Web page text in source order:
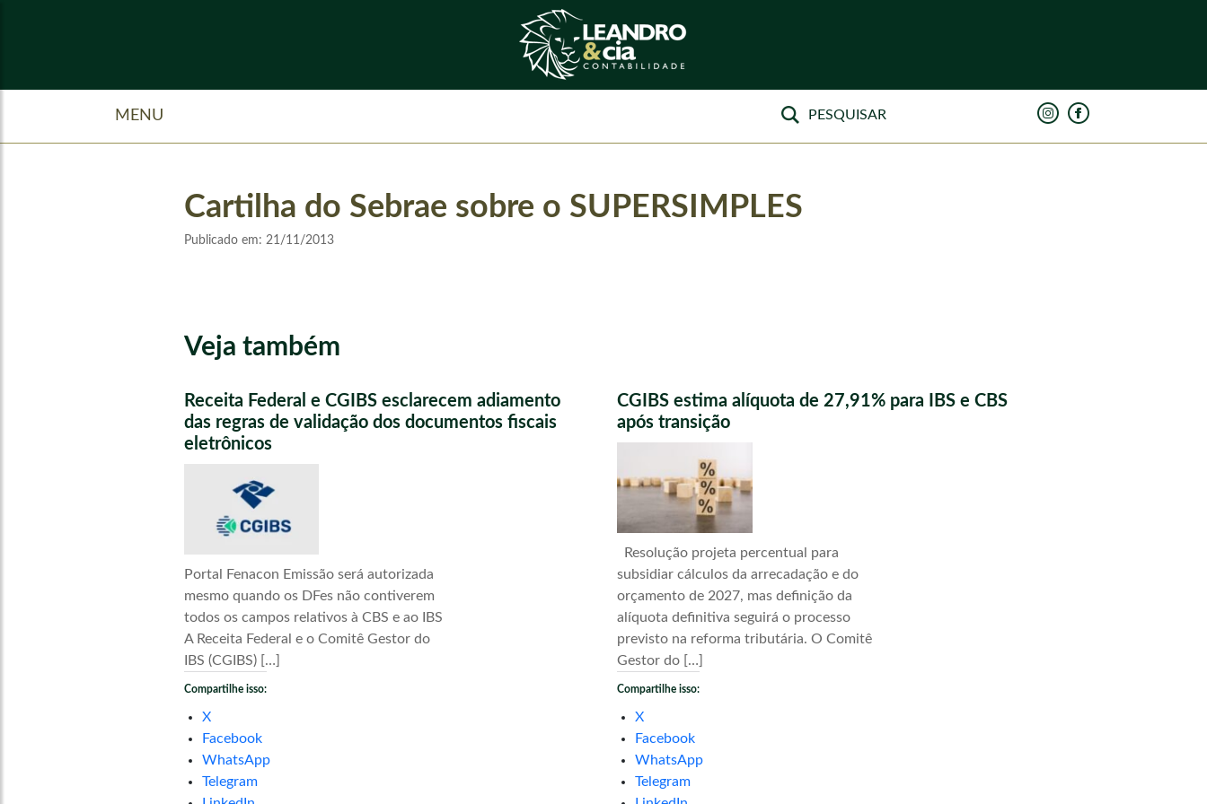
MENU
Cartilha do Sebrae sobre o SUPERSIMPLES
Publicado em: 21/11/2013
Veja também
Receita Federal e CGIBS esclarecem adiamento
das regras de validação dos documentos fiscais
eletrônicos
Portal Fenacon Emissão será autorizada
mesmo quando os DFes não contiverem
todos os campos relativos à CBS e ao IBS
A Receita Federal e o Comitê Gestor do
IBS (CGIBS) […]
Compartilhe isso:
X
Facebook
WhatsApp
Telegram
CGIBS estima alíquota de 27,91% para IBS e CBS
após transição
Resolução projeta percentual para
subsidiar cálculos da arrecadação e do
orçamento de 2027, mas definição da
alíquota definitiva seguirá o processo
previsto na reforma tributária. O Comitê
Gestor do […]
Compartilhe isso:
X
Facebook
WhatsApp
Telegram